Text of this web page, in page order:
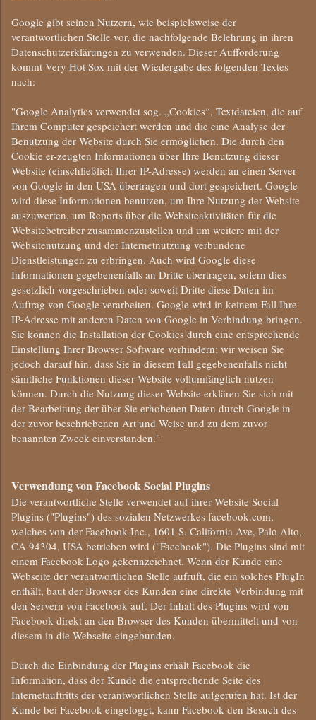
Google gibt seinen Nutzern, wie beispielsweise der
verantwortlichen Stelle vor, die nachfolgende Belehrung in ihren
Datenschutzerklärungen zu verwenden. Dieser Aufforderung
kommt Very Hot Sox mit der Wiedergabe des folgenden Textes
nach:
"Google Analytics verwendet sog. „Cookies“, Textdateien, die auf
Ihrem Computer gespeichert werden und die eine Analyse der
Benutzung der Website durch Sie ermöglichen. Die durch den
Cookie er-zeugten Informationen über Ihre Benutzung dieser
Website (einschließlich Ihrer IP-Adresse) werden an einen Server
von Google in den USA übertragen und dort gespeichert. Google
wird diese Informationen benutzen, um Ihre Nutzung der Website
auszuwerten, um Reports über die Websiteaktivitäten für die
Websitebetreiber zusammenzustellen und um weitere mit der
Websitenutzung und der Internetnutzung verbundene
Dienstleistungen zu erbringen. Auch wird Google diese
Informationen gegebenenfalls an Dritte übertragen, sofern dies
gesetzlich vorgeschrieben oder soweit Dritte diese Daten im
Auftrag von Google verarbeiten. Google wird in keinem Fall Ihre
IP-Adresse mit anderen Daten von Google in Verbindung bringen.
Sie können die Installation der Cookies durch eine entsprechende
Einstellung Ihrer Browser Software verhindern; wir weisen Sie
jedoch darauf hin, dass Sie in diesem Fall gegebenenfalls nicht
sämtliche Funktionen dieser Website vollumfänglich nutzen
können. Durch die Nutzung dieser Website erklären Sie sich mit
der Bearbeitung der über Sie erhobenen Daten durch Google in
der zuvor beschriebenen Art und Weise und zu dem zuvor
benannten Zweck einverstanden."
Verwendung von Facebook Social Plugins
Die verantwortliche Stelle verwendet auf ihrer Website Social
Plugins ("Plugins") des sozialen Netzwerkes facebook.com,
welches von der Facebook Inc., 1601 S. California Ave, Palo Alto,
CA 94304, USA betrieben wird ("Facebook"). Die Plugins sind mit
einem Facebook Logo gekennzeichnet. Wenn der Kunde eine
Webseite der verantwortlichen Stelle aufruft, die ein solches PlugIn
enthält, baut der Browser des Kunden eine direkte Verbindung mit
den Servern von Facebook auf. Der Inhalt des Plugins wird von
Facebook direkt an den Browser des Kunden übermittelt und von
diesem in die Webseite eingebunden.
Durch die Einbindung der Plugins erhält Facebook die
Information, dass der Kunde die entsprechende Seite des
Internetauftritts der verantwortlichen Stelle aufgerufen hat. Ist der
Kunde bei Facebook eingeloggt, kann Facebook den Besuch des